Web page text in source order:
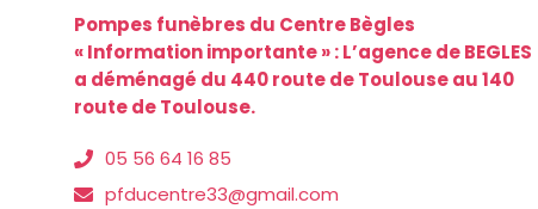
Pompes funèbres du Centre Bègles
« Information importante » : L’agence de BEGLES
a déménagé du 440 route de Toulouse au 140
route de Toulouse.
05 56 64 16 85
pfducentre33@gmail.com